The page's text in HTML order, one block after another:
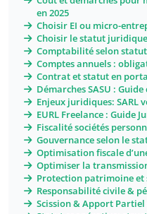
en 2025
Choisir EI ou micro-
Choisir le statut
Comptabilité selon
Comptes annuels :
Contrat et statut en
Démarches SASU :
Enjeux juridiques: SARL
EURL Freelance : Guide
Fiscalité sociétés
Gouvernance selon le
Optimisation fiscale
Optimiser la
Protection patrimoine
Responsabilité civile &
Scission & Apport Partiel